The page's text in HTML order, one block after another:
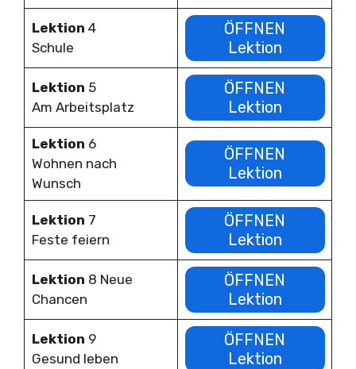
Lektion 4
Schule
ÖFFNEN
Lektion
Lektion 5
Am Arbeitsplatz
ÖFFNEN
Lektion
Lektion 6
Wohnen nach
Wunsch
ÖFFNEN
Lektion
Lektion 7
Feste feiern
ÖFFNEN
Lektion
Lektion 8 Neue
Chancen
ÖFFNEN
Lektion
Lektion 9
Gesund leben
ÖFFNEN
Lektion